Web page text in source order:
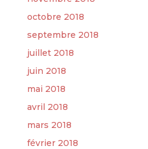
octobre 2018
septembre 2018
juillet 2018
juin 2018
mai 2018
avril 2018
mars 2018
février 2018